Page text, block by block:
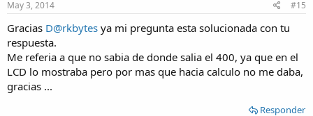
May 3, 2014 #15
Gracias D@rkbytes ya mi pregunta esta solucionada con tu
respuesta.
Me referia a que no sabia de donde salia el 400, ya que en el
LCD lo mostraba pero por mas que hacia calculo no me daba,
gracias ...
Responder